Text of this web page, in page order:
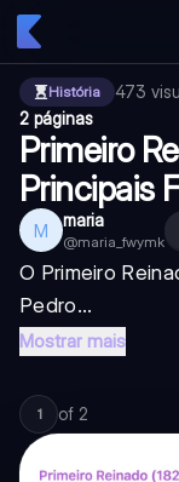
História 473
2 páginas
Primeiro
Principais
M maria
@maria_fwymk
O Primeiro
Pedro...
Mostrar mais
1 of 2